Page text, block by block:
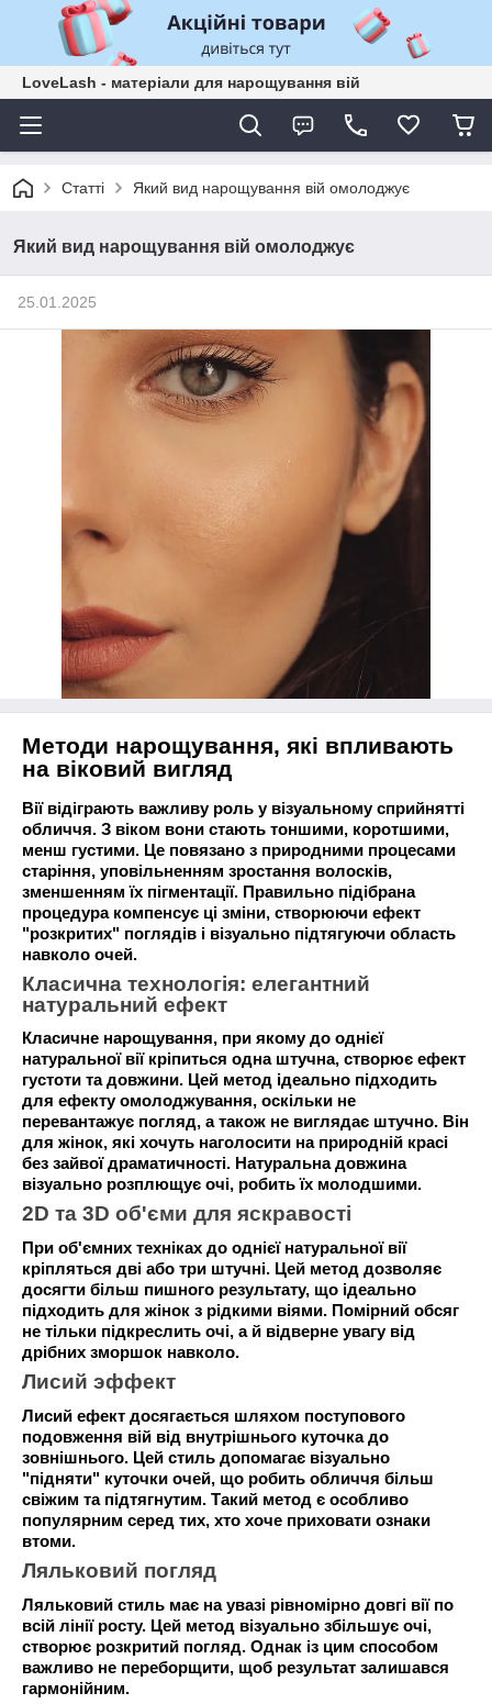
LoveLash - матеріали для нарощування вій
Статті Який вид нарощування вій омолоджує
Який вид нарощування вій омолоджує
25.01.2025
Методи нарощування, які впливають
на віковий вигляд
Вії відіграють важливу роль у візуальному сприйнятті
обличчя. З віком вони стають тоншими, коротшими,
менш густими. Це повязано з природними процесами
старіння, уповільненням зростання волосків,
зменшенням їх пігментації. Правильно підібрана
процедура компенсує ці зміни, створюючи ефект
"розкритих" поглядів і візуально підтягуючи область
навколо очей.
Класична технологія: елегантний
натуральний ефект
Класичне нарощування, при якому до однієї
натуральної вії кріпиться одна штучна, створює ефект
густоти та довжини. Цей метод ідеально підходить
для ефекту омолоджування, оскільки не
перевантажує погляд, а також не виглядає штучно. Він
для жінок, які хочуть наголосити на природній красі
без зайвої драматичності. Натуральна довжина
візуально розплющує очі, робить їх молодшими.
2D та 3D об'єми для яскравості
При об'ємних техніках до однієї натуральної вії
кріпляться дві або три штучні. Цей метод дозволяє
досягти більш пишного результату, що ідеально
підходить для жінок з рідкими віями. Помірний обсяг
не тільки підкреслить очі, а й відверне увагу від
дрібних зморшок навколо.
Лисий эффект
Лисий ефект досягається шляхом поступового
подовження вій від внутрішнього куточка до
зовнішнього. Цей стиль допомагає візуально
"підняти" куточки очей, що робить обличчя більш
свіжим та підтягнутим. Такий метод є особливо
популярним серед тих, хто хоче приховати ознаки
втоми.
Ляльковий погляд
Ляльковий стиль має на увазі рівномірно довгі вії по
всій лінії росту. Цей метод візуально збільшує очі,
створює розкритий погляд. Однак із цим способом
важливо не переборщити, щоб результат залишався
гармонійним.